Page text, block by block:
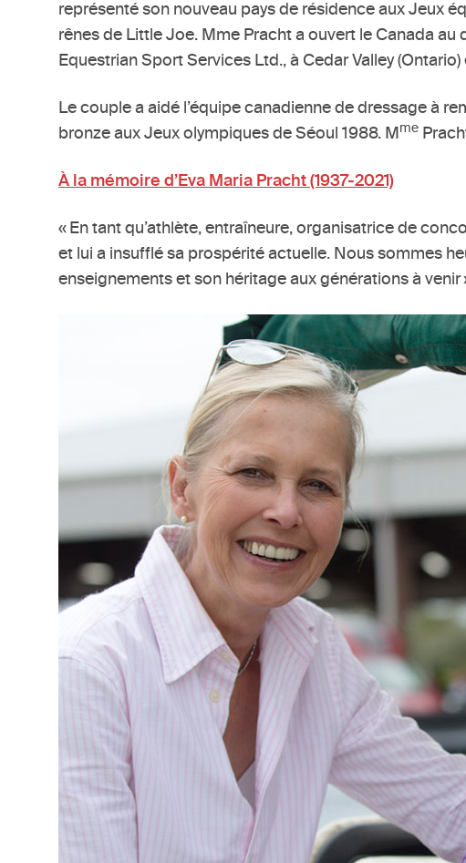
représenté son nouveau pays de résidence aux Jeux
rênes de Little Joe. Mme Pracht a ouvert le Canada
Equestrian Sport Services Ltd., à Cedar Valley
Le couple a aidé l’équipe canadienne de dressage à
bronze aux Jeux olympiques de Séoul 1988. M me
À la mémoire d’Eva Maria Pracht (1937-2021)
« En tant qu’athlète, entraîneure, organisatrice de
et lui a insufflé sa prospérité actuelle. Nous sommes
enseignements et son héritage aux générations à